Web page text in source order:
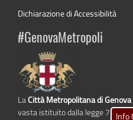
Dichiarazione di Accessibilità
#GenovaMetropoli
LaCittà Metropolitana di Genova
vasta istituito dalla legge 7 aprile
Info